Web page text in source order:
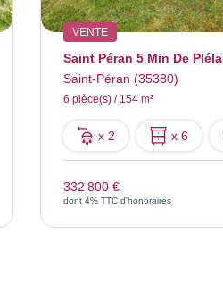
VENTE
Saint-Péran (35380)
6 pièce(s) / 154 m²
x 2 x 6
332 800 €
dont 4% TTC d'honoraires